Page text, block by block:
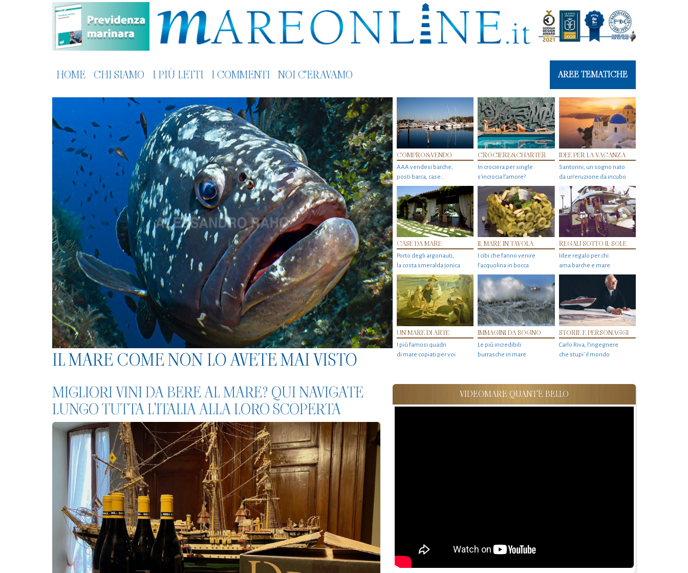
HOME CHI SIAMO I PIÙ LETTI I COMMENTI NOI C'ERAVAMO AREE TEMATICHE
IL MARE COME NON LO AVETE MAI VISTO
COMPRO&VENDO
AAA vendesi barche,
posti barca, case…
CROCIERE&CHARTER
In crociera per single
s'incrocia l’amore?
IDEE PER LA VACANZA
Santorini, un sogno nato
da un’eruzione da incubo
CASE DA MARE
Porto degli argonauti,
la costa smeralda jonica
IL MARE IN TAVOLA
I cibi che fanno venire
l’acquolina in bocca
REGALI SOTTO IL SOLE
Idee regalo per chi
ama barche e mare
UN MARE DI ARTE
I più famosi quadri
di mare copiati per voi
IMMAGINI DA SOGNO
Le più incredibili
burrasche in mare
STORIE E PERSONAGGI
Carlo Riva, l’ingegnere
che stupi' il mondo
MIGLIORI VINI DA BERE AL MARE? QUI NAVIGATE
LUNGO TUTTA L'ITALIA ALLA LORO SCOPERTA
VIDEOMARE QUANT'È BELLO